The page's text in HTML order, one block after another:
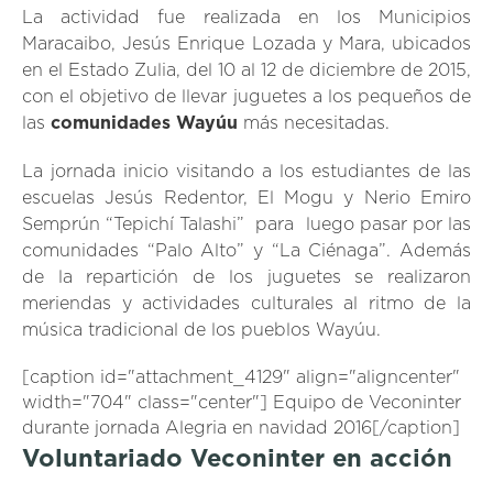
La actividad fue realizada en los Municipios
Maracaibo, Jesús Enrique Lozada y Mara, ubicados
en el Estado Zulia, del 10 al 12 de diciembre de 2015,
con el objetivo de llevar juguetes a los pequeños de
las comunidades Wayúu más necesitadas.
La jornada inicio visitando a los estudiantes de las
escuelas Jesús Redentor, El Mogu y Nerio Emiro
Semprún “Tepichí Talashi” para luego pasar por las
comunidades “Palo Alto” y “La Ciénaga”. Además
de la repartición de los juguetes se realizaron
meriendas y actividades culturales al ritmo de la
música tradicional de los pueblos Wayúu.
[caption id="attachment_4129" align="aligncenter"
width="704" class="center"] Equipo de Veconinter
durante jornada Alegria en navidad 2016[/caption]
Voluntariado Veconinter en acción